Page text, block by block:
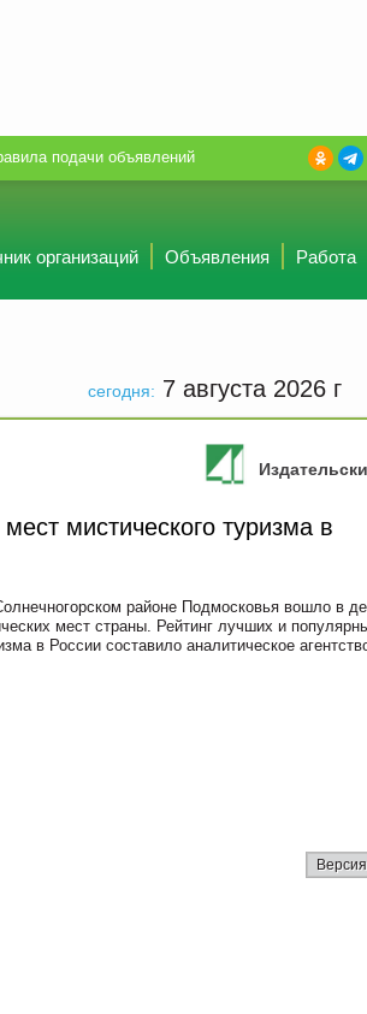
подачи объявлений
организаций Объявления Работа
сегодня: 7 августа 2026 г
мистического туризма в
районе Подмосковья вошло в
мест страны. Рейтинг лучших и
в России составило аналитическое